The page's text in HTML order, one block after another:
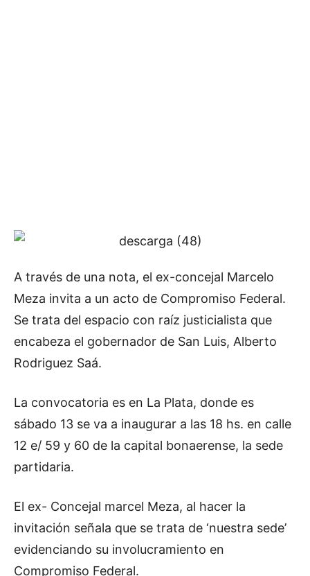
A través de una nota, el ex-concejal Marcelo
Meza invita a un acto de Compromiso Federal.
Se trata del espacio con raíz justicialista que
encabeza el gobernador de San Luis, Alberto
Rodriguez Saá.
La convocatoria es en La Plata, donde es
sábado 13 se va a inaugurar a las 18 hs. en calle
12 e/ 59 y 60 de la capital bonaerense, la sede
partidaria.
El ex- Concejal marcel Meza, al hacer la
invitación señala que se trata de ‘nuestra sede’
evidenciando su involucramiento en
Compromiso Federal.